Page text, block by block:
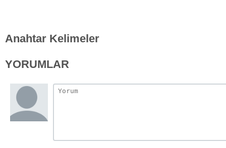
Anahtar Kelimeler
YORUMLAR